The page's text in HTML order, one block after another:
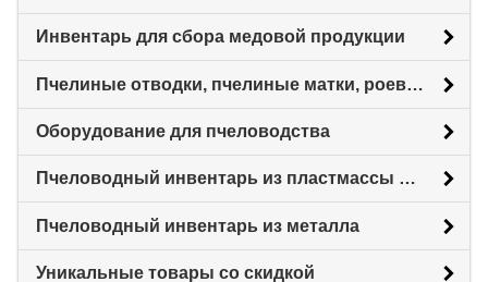
Инвентарь для сбора медовой продукции
Пчелиные отводки, пчелиные матки, роевни
Оборудование для пчеловодства
Пчеловодный инвентарь из пластмассы для пасеки
Пчеловодный инвентарь из металла
Уникальные товары со скидкой